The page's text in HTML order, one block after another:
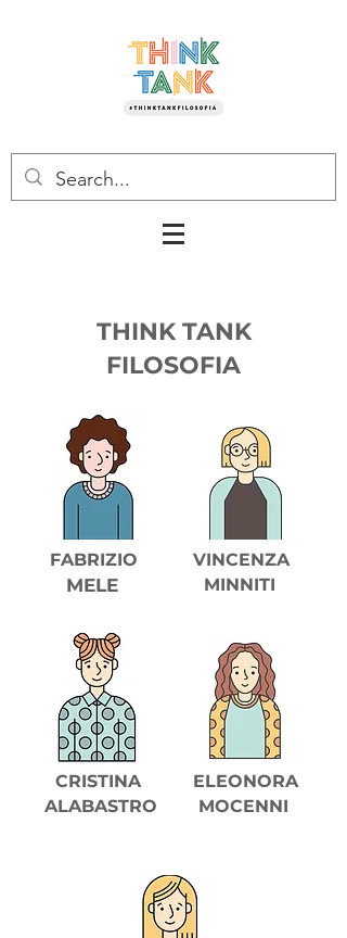
THINK TANK
FILOSOFIA
FABRIZIO
MELE
VINCENZA
MINNITI
CRISTINA
ALABASTRO
ELEONORA
MOCENNI